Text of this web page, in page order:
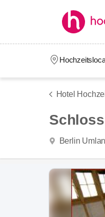
Hotel
Berlin